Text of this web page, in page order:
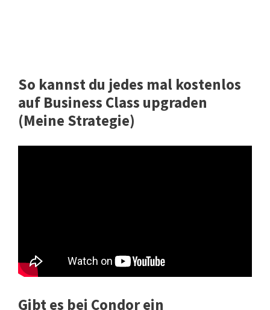
So kannst du jedes mal kostenlos
auf Business Class upgraden
(Meine Strategie)
Gibt es bei Condor ein